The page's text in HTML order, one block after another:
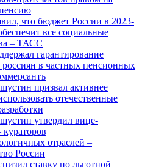
что бюджет России в 2023-
все социальные
– ТАСС
гарантирование
в частных пенсионных
призвал активнее
отечественные
утвердил вице-
кураторов
отраслей –
России
ставку по льготной